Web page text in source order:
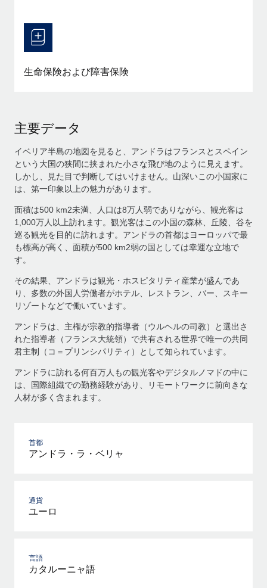
生命保険および障害保険
主要データ
イベリア半島の地図を見ると、アンドラはフランスとスペイン
という大国の狭間に挟まれた小さな飛び地のように見えます。
しかし、見た目で判断してはいけません。山深いこの小国家に
は、第一印象以上の魅力があります。
面積は500 km2未満、人口は8万人弱でありながら、観光客は
1,000万人以上訪れます。観光客はこの小国の森林、丘陵、谷を
巡る観光を目的に訪れます。アンドラの首都はヨーロッパで最
も標高が高く、面積が500 km2弱の国としては幸運な立地で
す。
その結果、アンドラは観光・ホスピタリティ産業が盛んであ
り、多数の外国人労働者がホテル、レストラン、バー、スキー
リゾートなどで働いています。
アンドラは、主権が宗教的指導者（ウルヘルの司教）と選出さ
れた指導者（フランス大統領）で共有される世界で唯一の共同
君主制（コ＝プリンシパリティ）として知られています。
アンドラに訪れる何百万人もの観光客やデジタルノマドの中に
は、国際組織での勤務経験があり、リモートワークに前向きな
人材が多く含まれます。
首都
アンドラ・ラ・ベリャ
通貨
ユーロ
言語
カタルーニャ語